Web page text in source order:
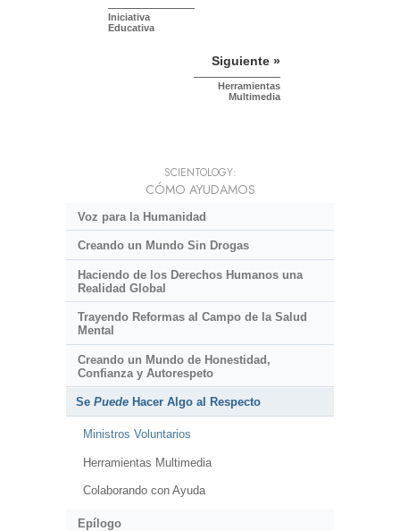
Iniciativa
Educativa
Siguiente »
Herramientas
Multimedia
SCIENTOLOGY:
CÓMO AYUDAMOS
Voz para la Humanidad
Creando un Mundo Sin Drogas
Haciendo de los Derechos Humanos una
Realidad Global
Trayendo Reformas al Campo de la Salud
Mental
Creando un Mundo de Honestidad,
Confianza y Autorespeto
Se Puede Hacer Algo al Respecto
Ministros Voluntarios
Herramientas Multimedia
Colaborando con Ayuda
Epílogo